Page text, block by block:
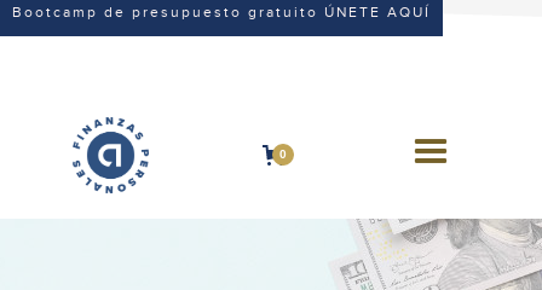
Bootcamp de presupuesto gratuito ÚNETE AQUÍ
0